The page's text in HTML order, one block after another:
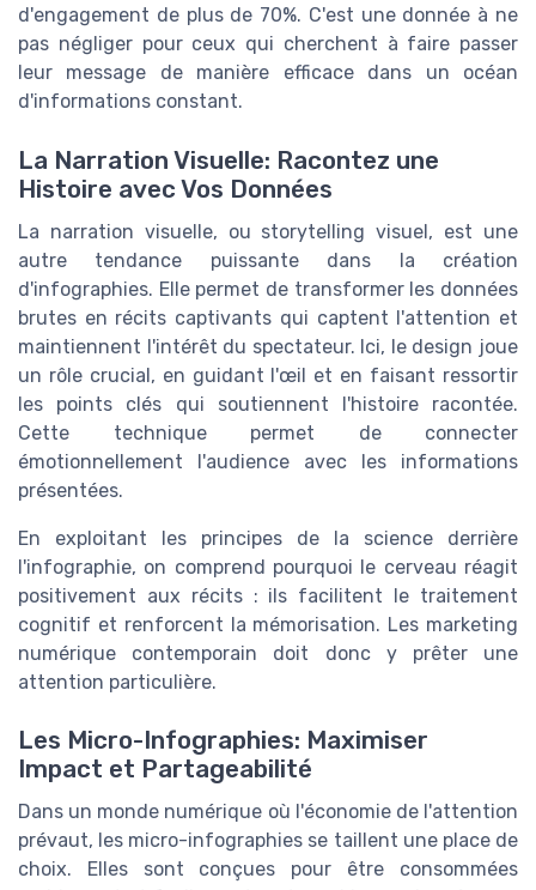
d'engagement de plus de 70%. C'est une donnée à ne
pas négliger pour ceux qui cherchent à faire passer
leur message de manière efficace dans un océan
d'informations constant.
La Narration Visuelle: Racontez une
Histoire avec Vos Données
La narration visuelle, ou storytelling visuel, est une
autre tendance puissante dans la création
d'infographies. Elle permet de transformer les données
brutes en récits captivants qui captent l'attention et
maintiennent l'intérêt du spectateur. Ici, le design joue
un rôle crucial, en guidant l'œil et en faisant ressortir
les points clés qui soutiennent l'histoire racontée.
Cette technique permet de connecter
émotionnellement l'audience avec les informations
présentées.
En exploitant les principes de la science derrière
l'infographie, on comprend pourquoi le cerveau réagit
positivement aux récits : ils facilitent le traitement
cognitif et renforcent la mémorisation. Les marketing
numérique contemporain doit donc y prêter une
attention particulière.
Les Micro-Infographies: Maximiser
Impact et Partageabilité
Dans un monde numérique où l'économie de l'attention
prévaut, les micro-infographies se taillent une place de
choix. Elles sont conçues pour être consommées